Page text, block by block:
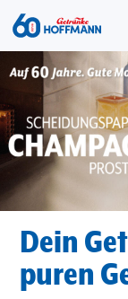
Direkt
zum
Inhalt
Startseite Getränke
Dein
puren